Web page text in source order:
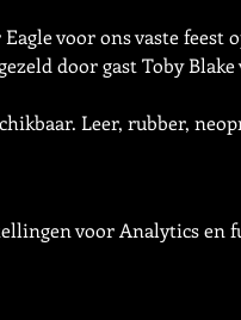
voor ons vaste feest
voor Analytics en